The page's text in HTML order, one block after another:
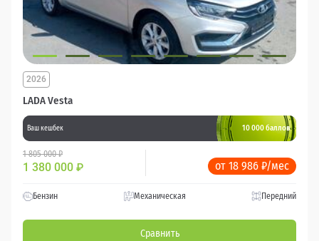
LADA Vesta
2026
Ваш кешбек 10 000 баллов
1 805 000 ₽
1 380 000 ₽ от 18 986 ₽/мес
Бензин Механическая Передний
Сравнить